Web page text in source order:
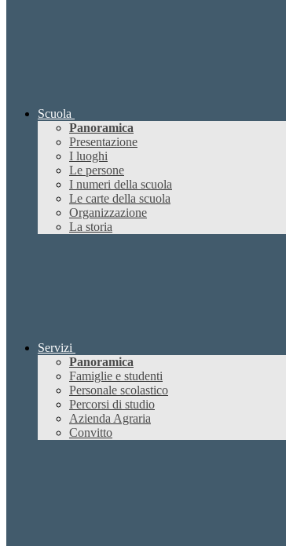
Scuola
Panoramica
Presentazione
I luoghi
Le persone
I numeri della scuola
Le carte della scuola
Organizzazione
La storia
Servizi
Panoramica
Famiglie e studenti
Personale scolastico
Percorsi di studio
Azienda Agraria
Convitto